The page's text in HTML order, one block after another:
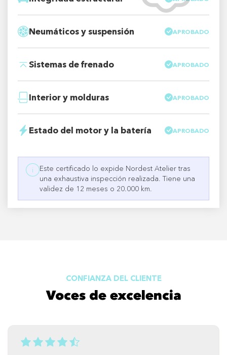
Neumáticos y suspensión APROBADO
Sistemas de frenado APROBADO
Interior y molduras APROBADO
Estado del motor y la batería APROBADO
i
Este certificado lo expide Nordest Atelier tras
una exhaustiva inspección realizada. Tiene una
validez de 12 meses o 20.000 km.
CONFIANZA DEL CLIENTE
Voces de excelencia